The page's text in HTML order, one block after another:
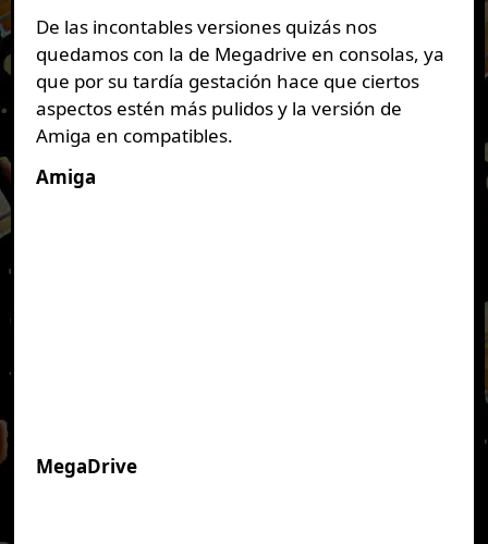
De las incontables versiones quizás nos
quedamos con la de Megadrive en consolas, ya
que por su tardía gestación hace que ciertos
aspectos estén más pulidos y la versión de
Amiga en compatibles.
Amiga
MegaDrive